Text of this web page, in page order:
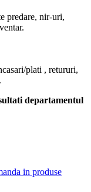
predare, nir-uri,
plati , retururi,
departamentul
in produse